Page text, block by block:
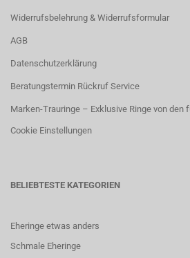
Widerrufsbelehrung & Widerrufsformular
AGB
Datenschutzerklärung
Beratungstermin Rückruf Service
Marken-Trauringe – Exklusive Ringe von den
Cookie Einstellungen
BELIEBTESTE KATEGORIEN
Eheringe etwas anders
Schmale Eheringe